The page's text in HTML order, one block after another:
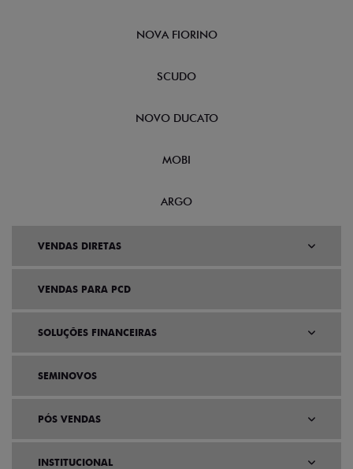
NOVA FIORINO
SCUDO
NOVO DUCATO
MOBI
ARGO
VENDAS DIRETAS
VENDAS PARA PCD
SOLUÇÕES FINANCEIRAS
SEMINOVOS
PÓS VENDAS
INSTITUCIONAL